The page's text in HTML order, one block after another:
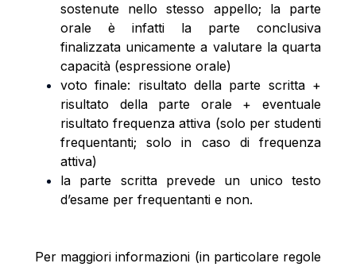
sostenute nello stesso appello; la parte
orale è infatti la parte conclusiva
finalizzata unicamente a valutare la quarta
capacità (espressione orale)
voto finale: risultato della parte scritta +
risultato della parte orale + eventuale
risultato frequenza attiva (solo per studenti
frequentanti; solo in caso di frequenza
attiva)
la parte scritta prevede un unico testo
d’esame per frequentanti e non.
Per maggiori informazioni (in particolare regole